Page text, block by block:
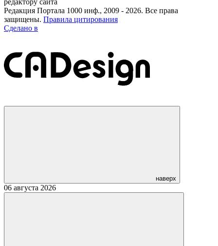
Редакция Портала 1000 инф., 2009 - 2026. Все права
защищены. Правила цитирования
Сделано в
наверх
06 августа 2026